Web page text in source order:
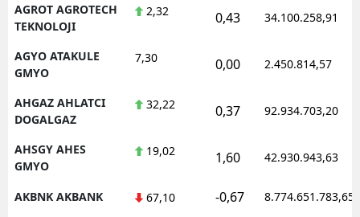
AGROT AGROTECH
TEKNOLOJI
2,32 0,43 34.100.258,91
AGYO ATAKULE
GMYO
7,30 0,00 2.450.814,57
AHGAZ AHLATCI
DOGALGAZ
32,22 0,37 92.934.703,20
AHSGY AHES
GMYO
19,02 1,60 42.930.943,63
AKBNK AKBANK 67,10 -0,67 8.774.651.783,65